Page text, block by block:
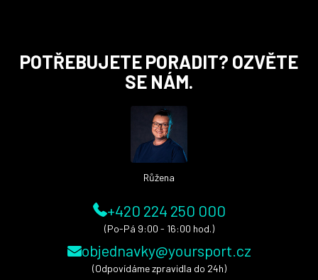
POTŘEBUJETE PORADIT? OZVĚTE
SE NÁM.
Růžena
+420 224 250 000
(Po-Pá 9:00 - 16:00 hod.)
objednavky@yoursport.cz
(Odpovídáme zpravidla do 24h)